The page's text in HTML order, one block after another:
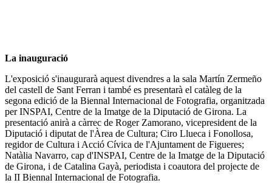
La inauguració
L'exposició s'inaugurarà aquest divendres a la sala Martín Zermeño
del castell de Sant Ferran i també es presentarà el catàleg de la
segona edició de la Biennal Internacional de Fotografia, organitzada
per INSPAI, Centre de la Imatge de la Diputació de Girona. La
presentació anirà a càrrec de Roger Zamorano, vicepresident de la
Diputació i diputat de l'Àrea de Cultura; Ciro Llueca i Fonollosa,
regidor de Cultura i Acció Cívica de l'Ajuntament de Figueres;
Natàlia Navarro, cap d'INSPAI, Centre de la Imatge de la Diputació
de Girona, i de Catalina Gayà, periodista i coautora del projecte de
la II Biennal Internacional de Fotografia.